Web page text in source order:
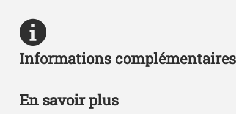
Informations complémentaires
En savoir plus